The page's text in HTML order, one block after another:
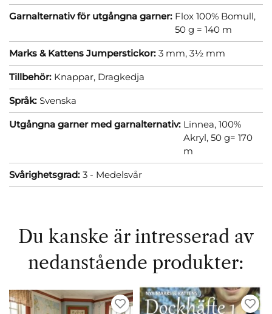
Garnalternativ för utgångna garner: Flox 100% Bomull,
50 g = 140 m
Marks & Kattens Jumperstickor: 3 mm, 3½ mm
Tillbehör: Knappar, Dragkedja
Språk: Svenska
Utgångna garner med garnalternativ: Linnea, 100%
Akryl, 50 g= 170
m
Svårighetsgrad: 3 - Medelsvår
Du kanske är intresserad av
nedanstående produkter: